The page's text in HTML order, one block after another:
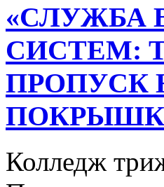
«СЛУЖБА
СИСТЕМ:
ПРОПУСК
Колледж